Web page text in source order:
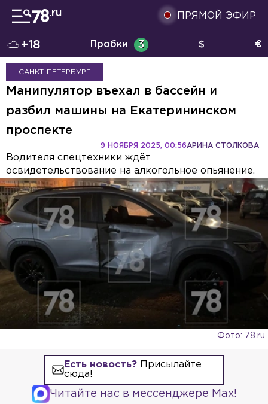
ПРЯМОЙ ЭФИР
+18 Пробки 3 $ €
САНКТ-ПЕТЕРБУРГ
Манипулятор въехал в бассейн и
разбил машины на Екатерининском
проспекте
АРИНА СТОЛКОВА
9 НОЯБРЯ 2025, 00:56
Водителя спецтехники ждёт
освидетельствование на алкогольное опьянение.
Фото: 78.ru
Есть новость?Присылайте
сюда!
Читайте нас в мессенджере Max!